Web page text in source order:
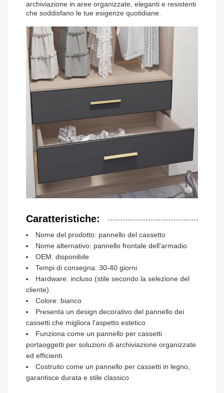
archiviazione in aree organizzate, eleganti e resistenti
che soddisfano le tue esigenze quotidiane.
Caratteristiche:
Nome del prodotto: pannello del cassetto
Nome alternativo: pannello frontale dell'armadio
OEM: disponibile
Tempi di consegna: 30-40 giorni
Hardware: incluso (stile secondo la selezione del
cliente)
Colore: bianco
Presenta un design decorativo del pannello dei
cassetti che migliora l'aspetto estetico
Funziona come un pannello per cassetti
portaoggetti per soluzioni di archiviazione organizzate
ed efficienti
Costruito come un pannello per cassetti in legno,
garantisce durata e stile classico